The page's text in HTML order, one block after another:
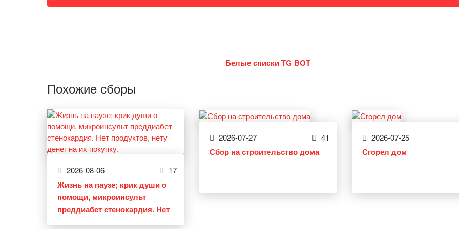
Белые списки TG BOT
Похожие сборы
2026-08-06 17
Жизнь на паузе; крик души о
помощи, микроинсульт
преддиабет стенокардия. Нет
2026-07-27 41
Сбор на строительство дома
2026-07-25
Сгорел дом